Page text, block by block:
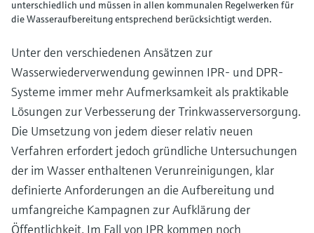
unterschiedlich und müssen in allen kommunalen Regelwerken für
die Wasseraufbereitung entsprechend berücksichtigt werden.
Unter den verschiedenen Ansätzen zur
Wasserwiederverwendung gewinnen IPR- und DPR-
Systeme immer mehr Aufmerksamkeit als praktikable
Lösungen zur Verbesserung der Trinkwasserversorgung.
Die Umsetzung von jedem dieser relativ neuen
Verfahren erfordert jedoch gründliche Untersuchungen
der im Wasser enthaltenen Verunreinigungen, klar
definierte Anforderungen an die Aufbereitung und
umfangreiche Kampagnen zur Aufklärung der
Öffentlichkeit. Im Fall von IPR kommen noch